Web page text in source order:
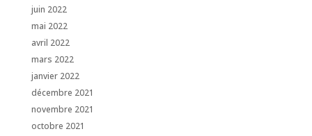
juin 2022
mai 2022
avril 2022
mars 2022
janvier 2022
décembre 2021
novembre 2021
octobre 2021